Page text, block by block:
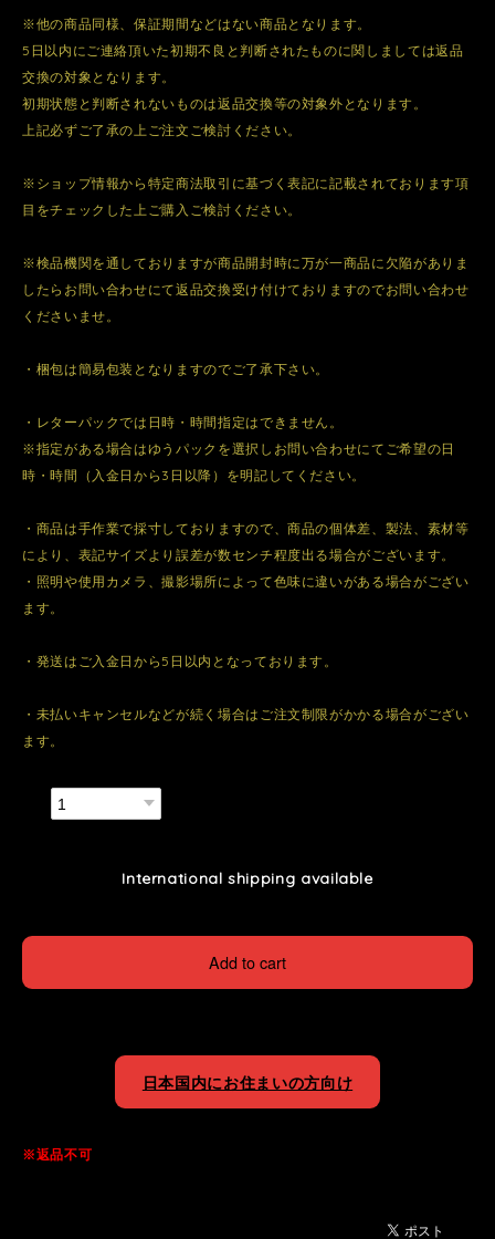
※他の商品同様、保証期間などはない商品となります。
5日以内にご連絡頂いた初期不良と判断されたものに関しましては返品
交換の対象となります。
初期状態と判断されないものは返品交換等の対象外となります。
上記必ずご了承の上ご注文ご検討ください。
※ショップ情報から特定商法取引に基づく表記に記載されております項
目をチェックした上ご購入ご検討ください。
※検品機関を通しておりますが商品開封時に万が一商品に欠陥がありま
したらお問い合わせにて返品交換受け付けておりますのでお問い合わせ
くださいませ。
・梱包は簡易包装となりますのでご了承下さい。
・レターパックでは日時・時間指定はできません。
※指定がある場合はゆうパックを選択しお問い合わせにてご希望の日
時・時間（入金日から3日以降）を明記してください。
・商品は手作業で採寸しておりますので、商品の個体差、製法、素材等
により、表記サイズより誤差が数センチ程度出る場合がございます。
・照明や使用カメラ、撮影場所によって色味に違いがある場合がござい
ます。
・発送はご入金日から5日以内となっております。
・未払いキャンセルなどが続く場合はご注文制限がかかる場合がござい
ます。
International shipping available
Add to cart
日本国内にお住まいの方向け
※返品不可